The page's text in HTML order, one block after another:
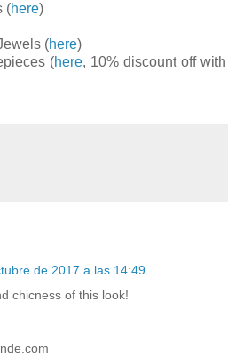
(here)
(here)
(here, 10% discount off with
de 2017 a las 14:49
chicness of this look!